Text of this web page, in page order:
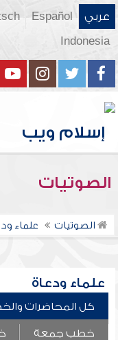
عربي Español
Indonesia
الصوتيات
الصوتيات علماء
علماء ودعاة
كل المحاضرات
خطب جمعة